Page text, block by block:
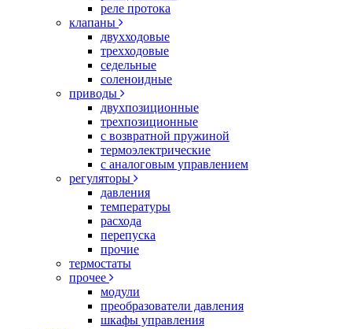
реле протока
клапаны
двухходовые
трехходовые
седельные
соленоидные
приводы
двухпозиционные
трехпозиционные
с возвратной пружиной
термоэлектрические
с аналоговым управлением
регуляторы
давления
температуры
расхода
перепуска
прочие
термостаты
прочее
модули
преобразователи давления
шкафы управления